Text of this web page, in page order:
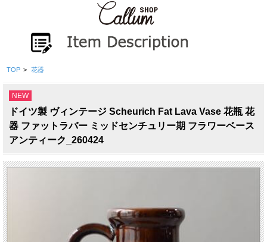
TOP > 花器
NEW
ドイツ製 ヴィンテージ Scheurich Fat Lava Vase 花瓶 花
器 ファットラバー ミッドセンチュリー期 フラワーベース
アンティーク_260424